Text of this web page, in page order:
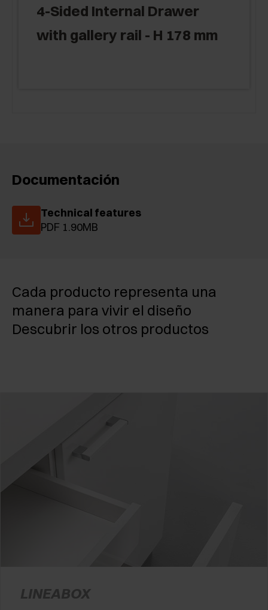
4-Sided Internal Drawer
with gallery rail - H 178 mm
Documentación
Technical features
PDF 1.90MB
Cada producto representa una
manera para vivir el diseño
Descubrir los otros productos
LINEABOX